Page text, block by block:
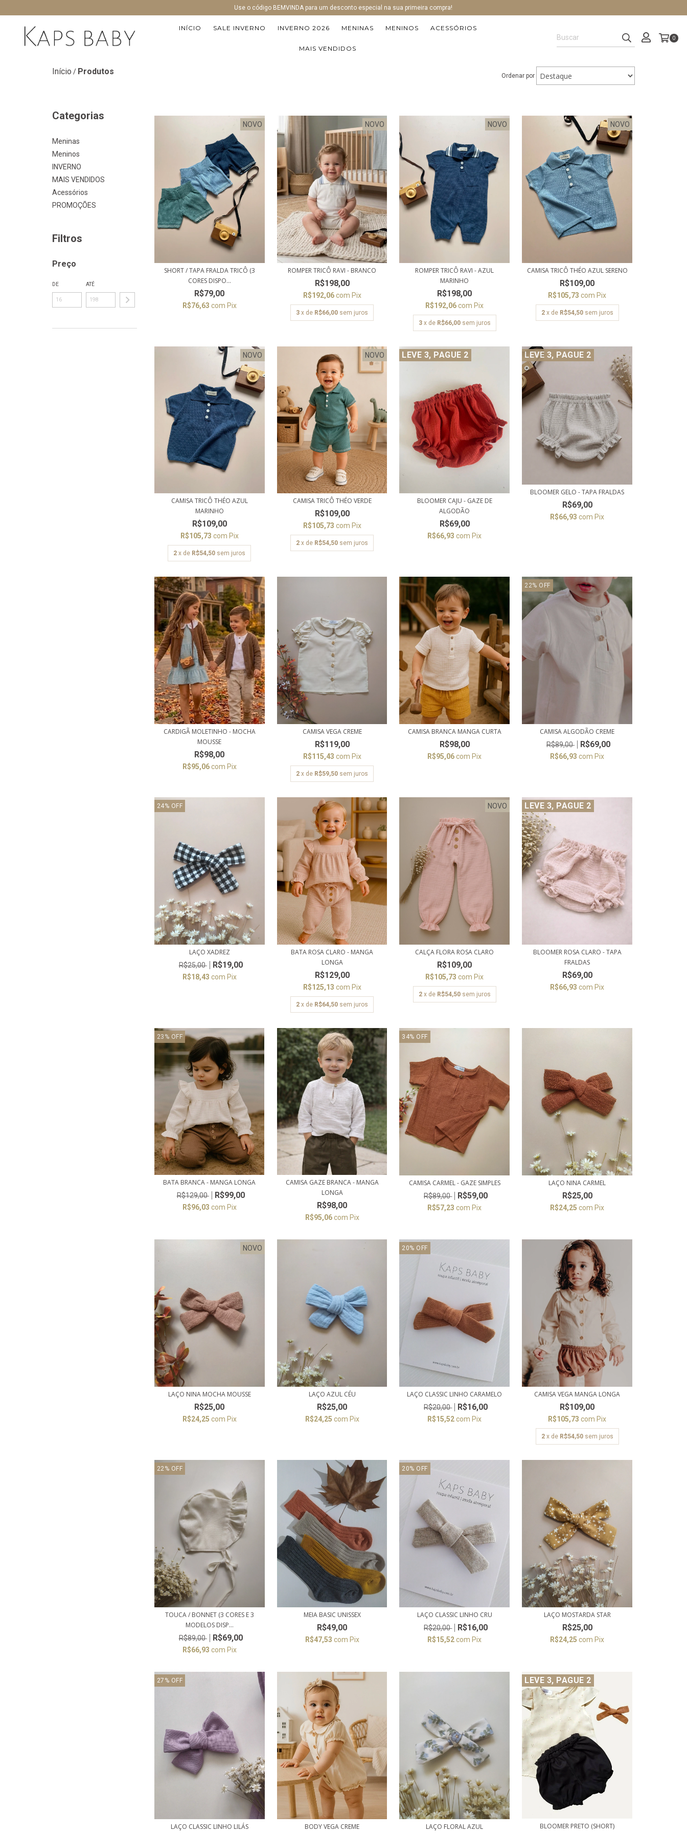
Use o código BEMVINDA para um desconto especial na sua primeira compra!
INÍCIO SALE INVERNO INVERNO 2026 MENINAS MENINOS ACESSÓRIOS
MAIS VENDIDOS
0
Início / Produtos Ordenar por
Categorias
Meninas
Meninos
INVERNO
MAIS VENDIDOS
Acessórios
PROMOÇÕES
Filtros
Preço
DE ATÉ
NOVO
SHORT / TAPA FRALDA TRICÔ (3
CORES DISPO...
R$79,00
R$76,63 com Pix
NOVO
ROMPER TRICÔ RAVI - BRANCO
R$198,00
R$192,06com Pix
3 x de R$66,00 sem juros
NOVO
ROMPER TRICÔ RAVI - AZUL
MARINHO
R$198,00
R$192,06com Pix
3 x de R$66,00 sem juros
NOVO
CAMISA TRICÔ THÉO AZUL SERENO
R$109,00
R$105,73com Pix
2 x de R$54,50 sem juros
NOVO
CAMISA TRICÔ THÉO AZUL
MARINHO
R$109,00
R$105,73 com Pix
2 x de R$54,50 sem juros
NOVO
CAMISA TRICÔ THÉO VERDE
R$109,00
R$105,73 com Pix
2 x de R$54,50 sem juros
LEVE 3, PAGUE 2
BLOOMER CAJU - GAZE DE
ALGODÃO
R$69,00
R$66,93com Pix
LEVE 3, PAGUE 2
BLOOMER GELO - TAPA FRALDAS
R$69,00
R$66,93com Pix
CARDIGÃ MOLETINHO - MOCHA
MOUSSE
R$98,00
R$95,06com Pix
CAMISA VEGA CREME
R$119,00
R$115,43 com Pix
2 x de R$59,50 sem juros
CAMISA BRANCA MANGA CURTA
R$98,00
R$95,06com Pix
22% OFF
CAMISA ALGODÃO CREME
R$89,00 R$69,00
R$66,93com Pix
24% OFF
LAÇO XADREZ
R$25,00 R$19,00
R$18,43 com Pix
BATA ROSA CLARO - MANGA
LONGA
R$129,00
R$125,13 com Pix
2 x de R$64,50 sem juros
NOVO
CALÇA FLORA ROSA CLARO
R$109,00
R$105,73com Pix
2 x de R$54,50 sem juros
LEVE 3, PAGUE 2
BLOOMER ROSA CLARO - TAPA
FRALDAS
R$69,00
R$66,93com Pix
23 % OFF
BATA BRANCA - MANGA LONGA
R$129,00 R$99,00
R$96,03 com Pix
CAMISA GAZE BRANCA - MANGA
LONGA
R$98,00
R$95,06com Pix
34% OFF
CAMISA CARMEL - GAZE SIMPLES
R$89,00 R$59,00
R$57,23com Pix
LAÇO NINA CARMEL
R$25,00
R$24,25com Pix
NOVO
LAÇO NINA MOCHA MOUSSE
R$25,00
R$24,25 com Pix
LAÇO AZUL CÉU
R$25,00
R$24,25 com Pix
20% OFF
LAÇO CLASSIC LINHO CARAMELO
R$20,00 R$16,00
R$15,52com Pix
CAMISA VEGA MANGA LONGA
R$109,00
R$105,73com Pix
2 x de R$54,50 sem juros
22% OFF
TOUCA / BONNET (3 CORES E 3
MODELOS DISP...
R$89,00 R$69,00
R$66,93 com Pix
MEIA BASIC UNISSEX
R$49,00
R$47,53 com Pix
20% OFF
LAÇO CLASSIC LINHO CRU
R$20,00 R$16,00
R$15,52com Pix
LAÇO MOSTARDA STAR
R$25,00
R$24,25com Pix
27 % OFF
LAÇO CLASSIC LINHO LILÁS BODY VEGA CREME LAÇO FLORAL AZUL
LEVE 3, PAGUE 2
BLOOMER PRETO (SHORT)